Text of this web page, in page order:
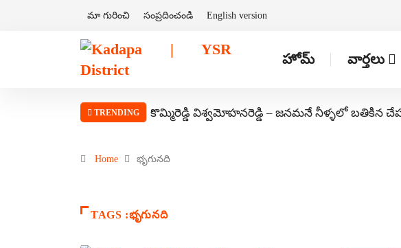
మా గురించి సంప్రదించండి English version
హోమ్ వార్తలు
TRENDING కొమ్మిరెడ్డి విశ్వమోహనరెడ్డి – జనమనే నీళ్ళలో బతికిన
Home భృగునది
TAGS :భృగునది